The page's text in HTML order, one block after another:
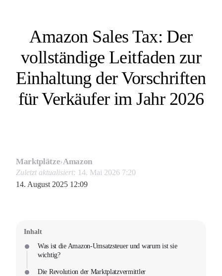
Amazon Sales Tax: Der
vollständige Leitfaden zur
Einhaltung der Vorschriften
für Verkäufer im Jahr 2026
Marktplätze›Amazon
Zuletzt aktualisiert: 14. Mai 2026 7:20
14. August 2025 12:09
Inhalt
Was ist die Amazon-Umsatzsteuer und warum ist sie
wichtig?
Die Revolution der Marktplatzvermittler